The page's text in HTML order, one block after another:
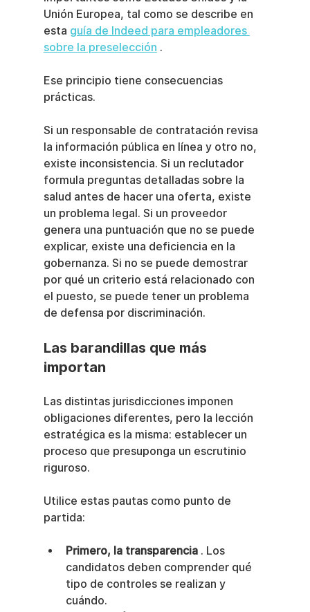
Unión Europea, tal como se describe en
esta guía de Indeed para empleadores
sobre la preselección .
Ese principio tiene consecuencias
prácticas.
Si un responsable de contratación revisa
la información pública en línea y otro no,
existe inconsistencia. Si un reclutador
formula preguntas detalladas sobre la
salud antes de hacer una oferta, existe
un problema legal. Si un proveedor
genera una puntuación que no se puede
explicar, existe una deficiencia en la
gobernanza. Si no se puede demostrar
por qué un criterio está relacionado con
el puesto, se puede tener un problema
de defensa por discriminación.
Las barandillas que más
importan
Las distintas jurisdicciones imponen
obligaciones diferentes, pero la lección
estratégica es la misma: establecer un
proceso que presuponga un escrutinio
riguroso.
Utilice estas pautas como punto de
partida:
Primero, la transparencia . Los
candidatos deben comprender qué
tipo de controles se realizan y
cuándo.